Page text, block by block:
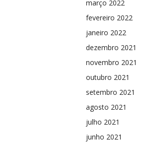
março 2022
fevereiro 2022
janeiro 2022
dezembro 2021
novembro 2021
outubro 2021
setembro 2021
agosto 2021
julho 2021
junho 2021